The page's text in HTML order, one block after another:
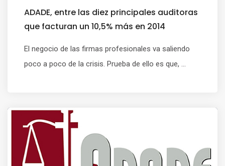
ADADE, entre las diez principales auditoras
que facturan un 10,5% más en 2014
El negocio de las firmas profesionales va saliendo
poco a poco de la crisis. Prueba de ello es que, ...